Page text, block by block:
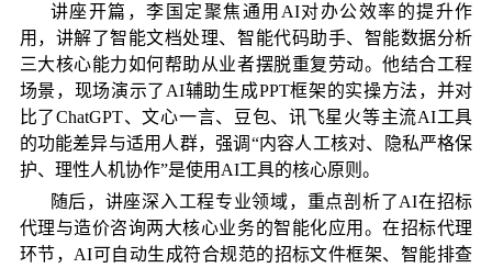
讲座开篇，李国定聚焦通用 AI对办公效率的提升作
用，讲解了智能文档处理、智能代码助手、智能数据分析
三大核心能力如何帮助从业者摆脱重复劳动。他结合工程
场景，现场演示了 AI辅助生成PPT框架的实操方法，并对
比了ChatGPT、文心一言、豆包、讯飞星火等主流AI工具
的功能差异与适用人群，强调 “内容人工核对、隐私严格保
护、理性人机协作”是使用 AI工具的核心原则。
随后，讲座深入工程专业领域，重点剖析了AI在招标
代理与造价咨询两大核心业务的智能化应用。在招标代理
环节，AI可自动生成符合规范的招标文件框架、智能排查